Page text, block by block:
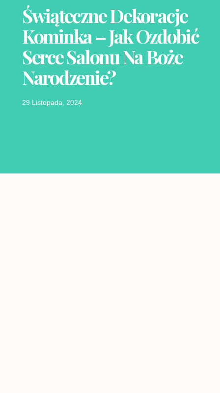
Świąteczne Dekoracje
Kominka – Jak Ozdobić
Serce Salonu Na Boże
Narodzenie?
29 Listopada, 2024